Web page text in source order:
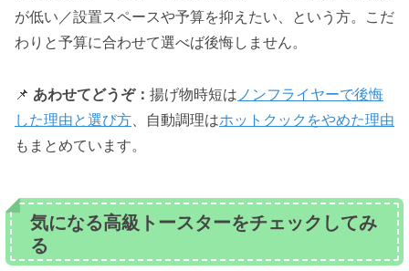
が低い／設置スペースや予算を抑えたい、という方。こだ
わりと予算に合わせて選べば後悔しません。
📌 あわせてどうぞ： 揚げ物時短は ノンフライヤーで後悔
した理由と選び方 、自動調理はホットクックをやめた理由
もまとめています。
気になる高級トースターをチェックしてみ
る